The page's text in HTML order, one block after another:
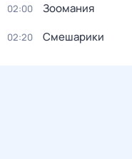
02:00 Зоомания
02:20 Смешарики